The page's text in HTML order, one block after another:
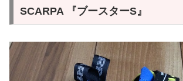
SCARPA 『ブースターS』